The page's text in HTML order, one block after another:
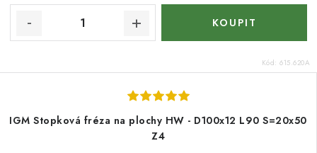
Kód: 615.620A
IGM Stopková fréza na plochy HW - D100x12 L90 S=20x50
Z4